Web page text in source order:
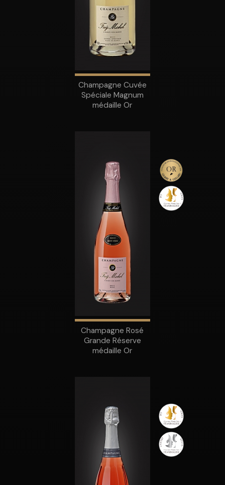
Champagne Cuvée
Spéciale Magnum
médaille Or
Champagne Rosé
Grande Réserve
médaille Or